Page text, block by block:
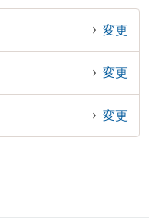
変更
変更
変更